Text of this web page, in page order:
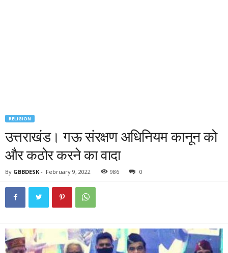
RELIGION
उत्तराखंड। गऊ संरक्षण अधिनियम कानून को
और कठोर करने का वादा
By GBBDESK - February 9, 2022 986 0